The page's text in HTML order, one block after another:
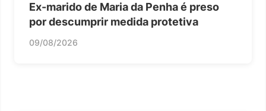
Ex-marido de Maria da Penha é preso
por descumprir medida protetiva
09/08/2026